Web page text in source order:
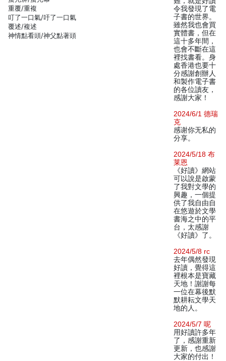
重覆/重複
叮了一口氣/吁了一口氣
覆述/複述
神情點看頭/神父點著頭
令我發現了電
子書的世界。
雖然我也會買
實體書，但在
這十多年間，
也會不斷在這
裡找書看。身
處香港也要十
分感謝創辦人
和製作電子書
的各位讀友，
感謝大家！
2024/6/1 德瑞
克
感谢你无私的
分享。
2024/5/18 布
莱恩
《好讀》網站
可以說是啟蒙
了我對文學的
興趣，一個提
供了我自由自
在悠遊於文學
書海之中的平
台，太感謝
《好讀》了。
2024/5/8 rc
去年偶然發現
好讀，覺得這
裡根本是寶藏
天地！謝謝每
一位在幕後默
默耕耘文學天
地的人。
2024/5/7 呢
用好讀許多年
了，感謝重新
更新，也感謝
大家的付出！